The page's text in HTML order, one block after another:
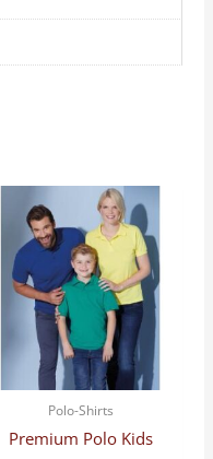
Polo-Shirts
Premium Polo Kids